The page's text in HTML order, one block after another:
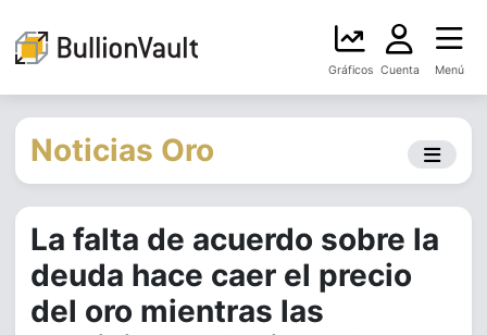
Gráficos Cuenta Menú
Noticias Oro
La falta de acuerdo sobre la
deuda hace caer el precio
del oro mientras las